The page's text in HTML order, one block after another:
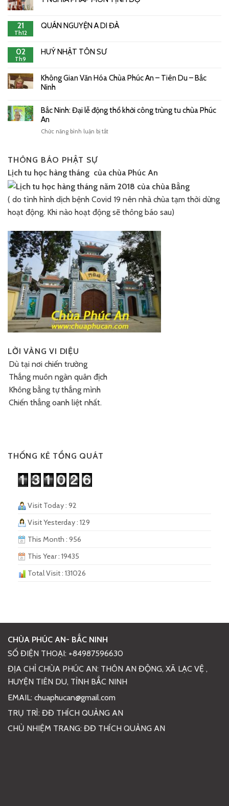
21
Th12
QUÁN NGUYỆN A DI ĐÀ
02
Th9
HUÝ NHẬT TÔN SƯ
Không Gian Văn Hóa Chùa Phúc An – Tiên Du – Bắc
Ninh
Bắc Ninh: Đại lễ động thổ khởi công trùng tu chùa Phúc
An
Chức năng bình luận bị tắtở
động
công
trùng
tu
Phúc
An
THÔNG BÁO PHẬT SỰ
Lịch tu học hàng tháng của chùa Phúc An
( do tình hình dịch bệnh Covid 19 nên nhà chùa tạm thời dừng
hoạt động. Khi nào hoạt động sẽ thông báo sau)
LỜI VÀNG VI DIỆU
Dù tại nơi chiến trường
Thắng muôn ngàn quân địch
Không bằng tự thắng mình
Chiến thắng oanh liệt nhất.
THỐNG KÊ TỔNG QUÁT
Visit Today : 92
Visit Yesterday : 129
This Month : 956
This Year : 19435
Total Visit : 131026
CHÙA PHÚC AN- BẮC NINH
SỐ ĐIỆN THOẠI: +84987596630
ĐỊA CHỈ CHÙA PHÚC AN: THÔN AN ĐỘNG, XÃ LẠC VỆ ,
HUYỆN TIÊN DU, TỈNH BẮC NINH
EMAIL: chuaphucan@gmail.com
TRỤ TRÌ: ĐĐ THÍCH QUẢNG AN
CHỦ NHIỆM TRANG: ĐĐ THÍCH QUẢNG AN